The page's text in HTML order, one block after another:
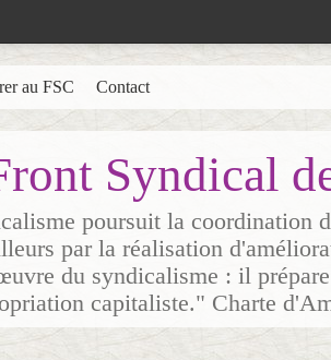
Syndical
poursuit la coordination
par la réalisation
du syndicalisme : il
capitaliste." Charte
au FSC Contact